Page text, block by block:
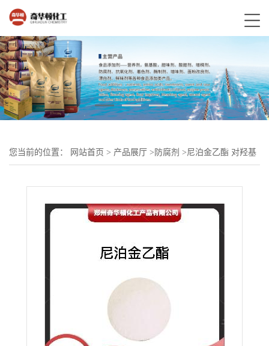
您当前的位置： 网站首页 > 产品展厅 > 防腐剂 >尼泊金乙酯 对羟基